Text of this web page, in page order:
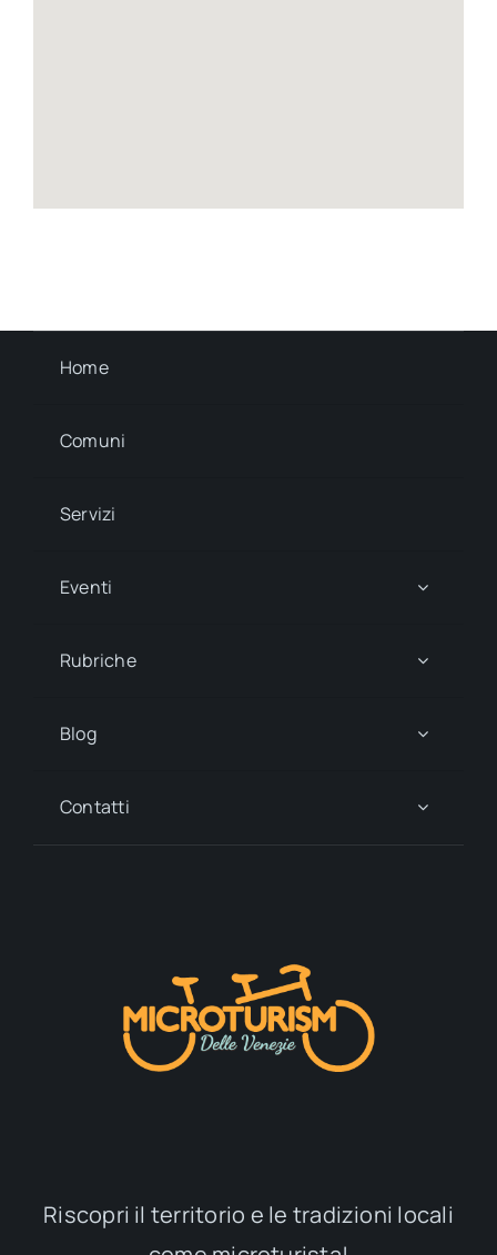
Home
Comuni
Servizi
Eventi
Rubriche
Blog
Contatti
Riscopri il territorio e le tradizioni locali